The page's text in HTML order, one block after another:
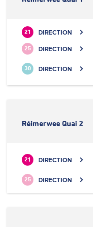
21 DIRECTION
25 DIRECTION
30 DIRECTION
Réimerwee Quai 2
21 DIRECTION
25 DIRECTION